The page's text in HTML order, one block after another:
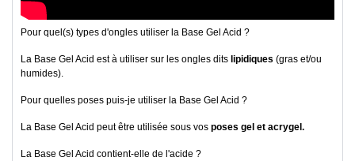
Pour quel(s) types d'ongles utiliser la Base Gel Acid ?
La Base Gel Acid est à utiliser sur les ongles dits lipidiques (gras et/ou
humides).
Pour quelles poses puis-je utiliser la Base Gel Acid ?
La Base Gel Acid peut être utilisée sous vos poses gel et acrygel.
La Base Gel Acid contient-elle de l'acide ?